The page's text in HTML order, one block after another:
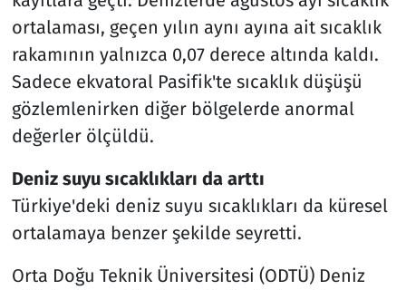
ortalaması, geçen yılın aynı ayına ait sıcaklık
rakamının yalnızca 0,07 derece altında kaldı.
Sadece ekvatoral Pasifik'te sıcaklık düşüşü
gözlemlenirken diğer bölgelerde anormal
değerler ölçüldü.
Deniz suyu sıcaklıkları da arttı
Türkiye'deki deniz suyu sıcaklıkları da küresel
ortalamaya benzer şekilde seyretti.
Orta Doğu Teknik Üniversitesi (ODTÜ) Deniz